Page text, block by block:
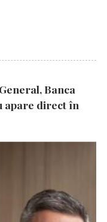
Banca
apare direct în